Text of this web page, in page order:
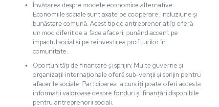
Învățarea despre modele economice alternative:
Economiile sociale sunt axate pe cooperare, incluziune și
bunăstare comună. Acest tip de antreprenoriat îți oferă
un mod diferit de a face afaceri, punând accent pe
impactul social și pe reinvestirea profiturilor în
comunitate.
Oportunități de finanțare și sprijin: Multe guverne și
organizații internaționale oferă sub-venții și sprijin pentru
afacerile sociale. Participarea la curs îți poate oferi acces la
informații valoroase despre fonduri și finanțări disponibile
pentru antreprenorii sociali.